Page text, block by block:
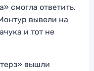
смогла ответить.
вывели на
и тот не
вышли